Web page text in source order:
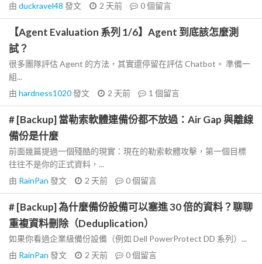
由 duckravel48 發文 2 天前 0個留言
【Agent Evaluation 系列 1/6】Agent 到底該怎麼測
試？
很多團隊評估 Agent 的方法，其實還停留在評估 Chatbot。 準備一
組...
由 hardness1020發文 2 天前 1 個留言
# [Backup] 當勒索軟體連備份都不放過：Air Gap 與離線
備份是什麼
前面幾篇提過一個殘酷的現實：現在的勒索軟體攻擊，第一個目標
往往不是你的正式資料，...
由 RainPan 發文 2 天前 0個留言
# [Backup] 為什麼備份設備可以塞進 30 倍的資料？聊聊
重複資料刪除（Deduplication）
如果你看過企業級備份設備（例如 Dell PowerProtect DD 系列）...
由 RainPan 發文 2 天前 0個留言